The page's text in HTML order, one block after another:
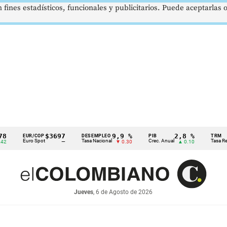
EUR/COP
Euro Spot
$3697
—
DESEMPLEO
Tasa Nacional
9,9 %
▼ 0.30
PIB
Crec. Anual
2,8 %
▲ 0.10
TRM
Tasa Rep.
Jueves, 6 de Agosto de 2026
estadísticos, funcionales y publicitarios. Puede aceptarlas